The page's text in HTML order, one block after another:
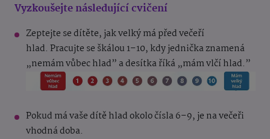
Vyzkoušejte následující cvičení
Zeptejte se dítěte, jak velký má před večeří
hlad. Pracujte se škálou 1–10, kdy jednička znamená
„nemám vůbec hlad” a desítka říká „mám vlčí hlad.”
Pokud má vaše dítě hlad okolo čísla 6–9, je na večeři
vhodná doba.